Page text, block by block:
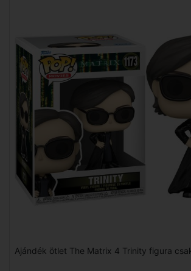
Ajándék ötlet The Matrix 4 Trinity figura